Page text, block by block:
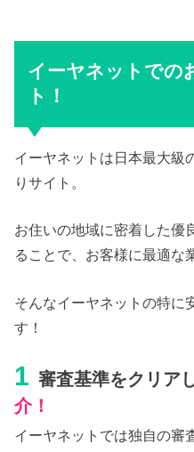
イーヤネットでの
ト！
イーヤネットは日本最大級
りサイト。
お住いの地域に密着した優
ることで、お客様に最適な
そんなイーヤネットの特に
す！
1 審査基準をクリア
介！
イーヤネットでは独自の審